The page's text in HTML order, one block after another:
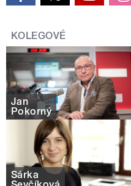
KOLEGOVÉ
Jan
Pokorný
Šárka